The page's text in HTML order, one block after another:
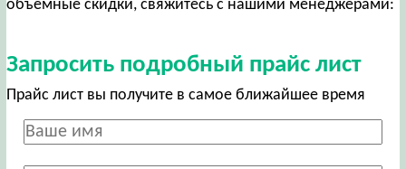
объёмные скидки, свяжитесь с нашими менеджерами:
Запросить подробный прайс лист
Прайс лист вы получите в самое ближайшее время